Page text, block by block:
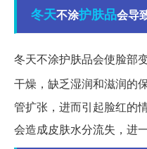
冬天不涂护肤品会导
冬天不涂护肤品会使脸部
干燥，缺乏湿润和滋润的
管扩张，进而引起脸红的
会造成皮肤水分流失，进